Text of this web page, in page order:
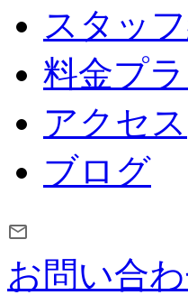
スタッ
料金プ
アクセス
ブログ
お問い合